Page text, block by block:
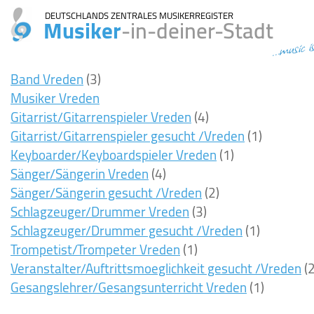
DEUTSCHLANDS ZENTRALES MUSIKERREGISTER
Musiker-in-deiner-Stadt...music
Band Vreden(3)
Musiker Vreden
Gitarrist/Gitarrenspieler Vreden(4)
Gitarrist/Gitarrenspieler gesucht /Vreden(1)
Keyboarder/Keyboardspieler Vreden(1)
Sänger/Sängerin Vreden(4)
Sänger/Sängerin gesucht /Vreden(2)
Schlagzeuger/Drummer Vreden(3)
Schlagzeuger/Drummer gesucht /Vreden(1)
Trompetist/Trompeter Vreden(1)
Veranstalter/Auftrittsmoeglichkeit gesucht /Vreden
Gesangslehrer/Gesangsunterricht Vreden(1)